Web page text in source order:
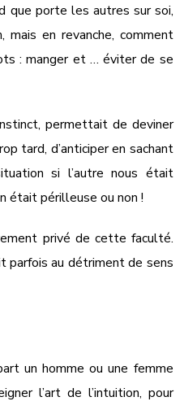
que porte les autres sur soi,
en revanche, comment
: manger et … éviter de se
permettait de deviner
tard, d’anticiper en sachant
si l’autre nous était
était périlleuse ou non !
privé de cette faculté.
parfois au détriment de sens
un homme ou une femme
l’art de l’intuition, pour